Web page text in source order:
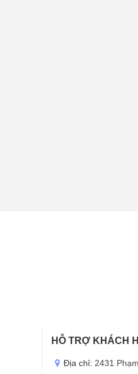
HỖ TRỢ KHÁCH
Địa chỉ: 2431